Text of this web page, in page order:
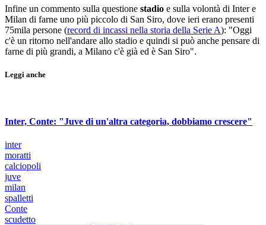
Infine un commento sulla questione stadio e sulla volontà di Inter e
Milan di farne uno più piccolo di San Siro, dove ieri erano presenti
75mila persone (record di incassi nella storia della Serie A): "Oggi
c'è un ritorno nell'andare allo stadio e quindi si può anche pensare di
farne di più grandi, a Milano c'è già ed è San Siro".
Leggi anche
Inter, Conte: "Juve di un'altra categoria, dobbiamo crescere"
inter
moratti
calciopoli
juve
milan
spalletti
Conte
scudetto